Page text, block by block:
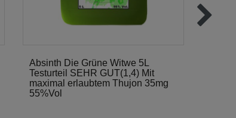
Absinth Die Grüne Witwe 5L
Testurteil SEHR GUT(1,4) Mit
maximal erlaubtem Thujon 35mg
55%Vol